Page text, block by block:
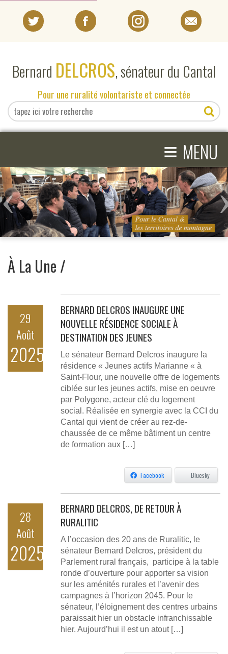
Bernard DELCROS, sénateur du Cantal
Pour une ruralité volontariste et connectée
≡ MENU
EN DIRECT DU SÉNAT
EN DIRECT DU CANTAL
COMPRENDRE LE SÉNAT
À La Une /
29
Août
2025
BERNARD DELCROS INAUGURE UNE
NOUVELLE RÉSIDENCE SOCIALE À
DESTINATION DES JEUNES
Le sénateur Bernard Delcros inaugure la
résidence « Jeunes actifs Marianne « à
Saint-Flour, une nouvelle offre de logements
ciblée sur les jeunes actifs, mise en oeuvre
par Polygone, acteur clé du logement
social. Réalisée en synergie avec la CCI du
Cantal qui vient de créer au rez-de-
chaussée de ce même bâtiment un centre
de formation aux […]
Facebook Bluesky
28
Août
2025
BERNARD DELCROS, DE RETOUR À
RURALITIC
A l’occasion des 20 ans de Ruralitic, le
sénateur Bernard Delcros, président du
Parlement rural français, participe à la table
ronde d’ouverture pour apporter sa vision
sur les aménités rurales et l’avenir des
campagnes à l’horizon 2045. Pour le
sénateur, l’éloignement des centres urbains
paraissait hier un obstacle infranchissable
hier. Aujourd’hui il est un atout […]